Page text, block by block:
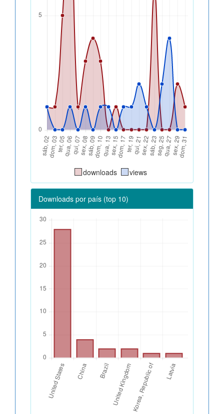
downloads views
Downloads por país (top 10)